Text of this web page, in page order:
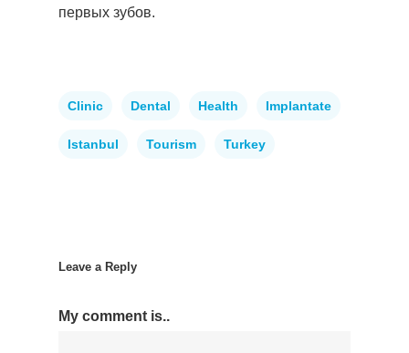
первых зубов.
Clinic Dental Health Implantate
Istanbul Tourism Turkey
Leave a Reply
My comment is..